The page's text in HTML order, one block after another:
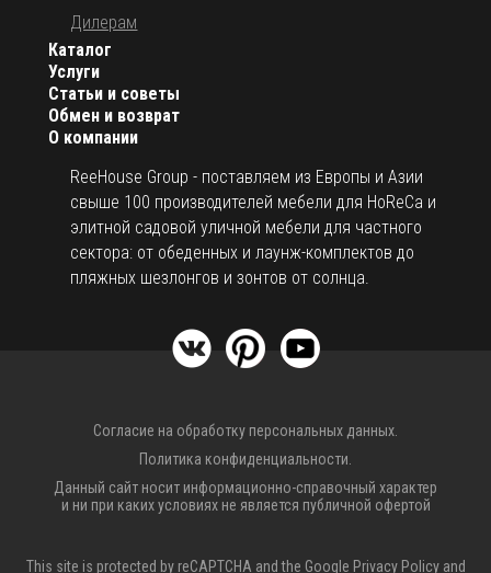
О компании
ReeHouse Group - поставляем из Европы и Азии
свыше 100 производителей мебели для HoReCa и
элитной садовой уличной мебели для частного
сектора: от обеденных и лаунж-комплектов до
пляжных шезлонгов и зонтов от солнца.
Каталог
Услуги
Статьи и советы
Обмен и возврат
Дилерам
Согласие на обработку персональных данных.
Политика конфиденциальности.
Данный сайт носит информационно-справочный характер
и ни при каких условиях не является публичной офертой
This site is protected by reCAPTCHA and the Google Privacy Policyand